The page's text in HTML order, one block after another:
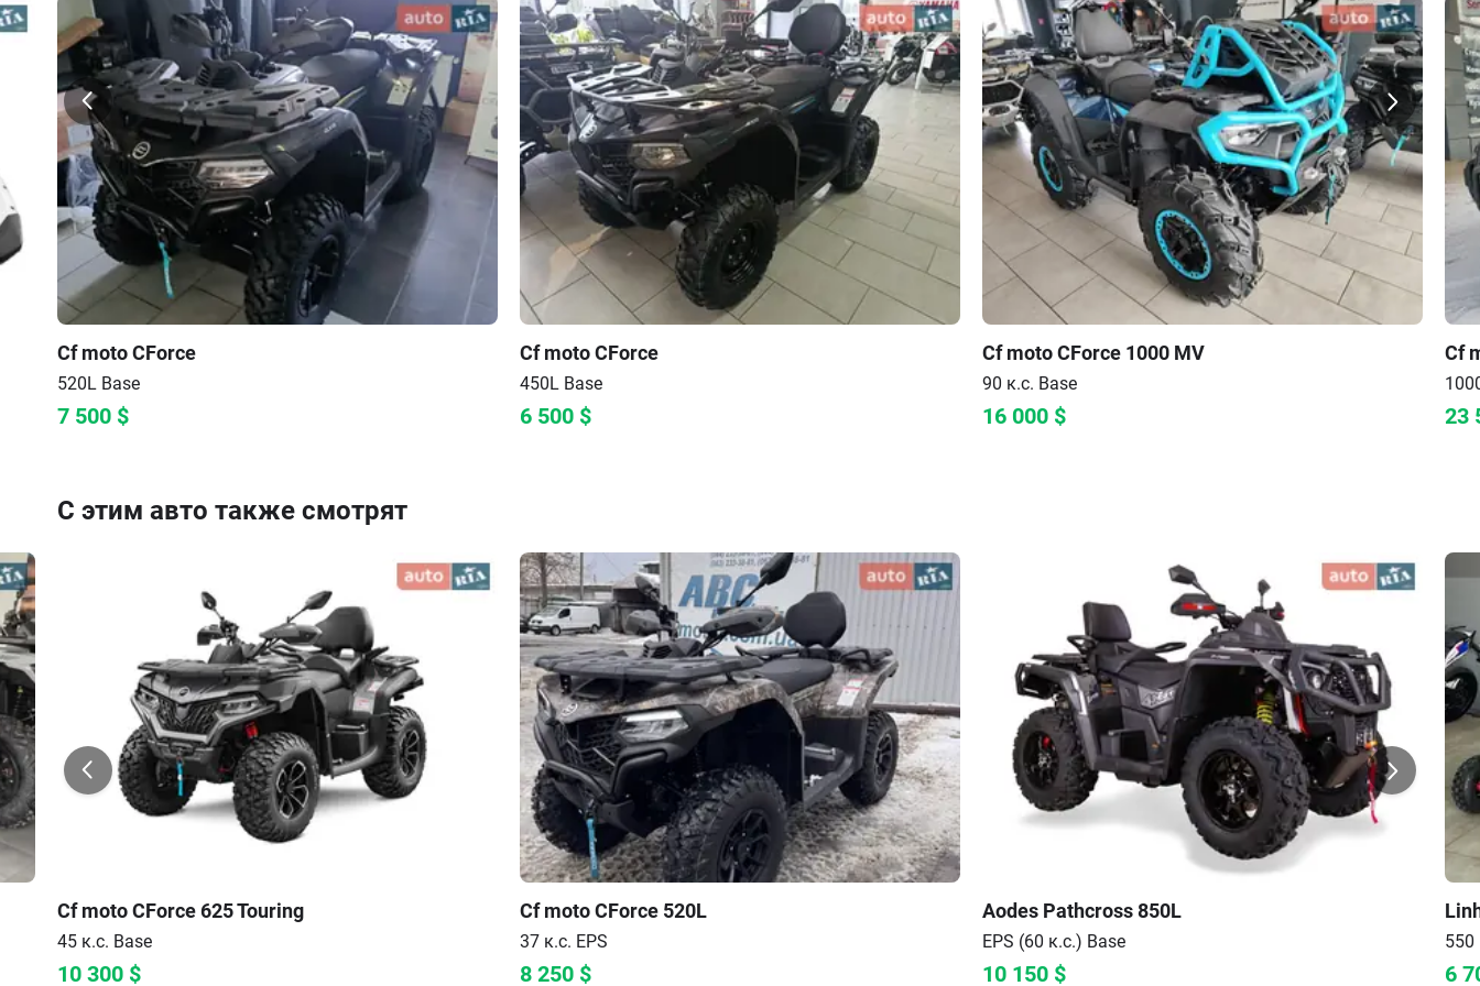
Cf motoCForce
520L Base
7 500 $
Cf motoCForce
450L Base
6 500 $
Cf motoCForce 1000 MV
90 к.с. Base
16 000 $
Cf
23
С этим авто также смотрят
Cf motoCForce 625 Touring
45 к.с. Base
10 300 $
Cf motoCForce 520L
37 к.с. EPS
8 250 $
Aodes Pathcross 850L
EPS (60 к.с.) Base
10 150 $
550
6